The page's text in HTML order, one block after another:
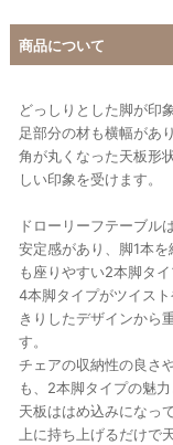
商品について
どっしりとした脚が印
足部分の材も横幅があ
角が丸くなった天板形
しい印象を受けます。
ドローリーフテーブル
安定感があり、脚1本
も座りやすい2本脚タ
4本脚タイプがツイス
きりしたデザインから
す。
チェアの収納性の良さ
も、2本脚タイプの魅力
天板ははめ込みになっ
上に持ち上げるだけで